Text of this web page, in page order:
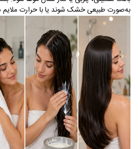
به‌صورت طبیعی خشک شوند یا با حرارت